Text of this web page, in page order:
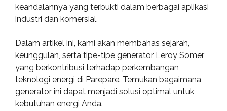
keandalannya yang terbukti dalam berbagai aplikasi
industri dan komersial.
Dalam artikel ini, kami akan membahas sejarah,
keunggulan, serta tipe-tipe generator Leroy Somer
yang berkontribusi terhadap perkembangan
teknologi energi di Parepare. Temukan bagaimana
generator ini dapat menjadi solusi optimal untuk
kebutuhan energi Anda.